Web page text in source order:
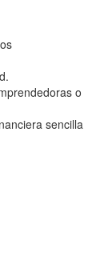
o
sencilla